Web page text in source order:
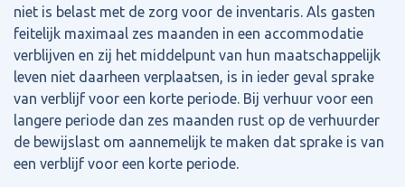
niet is belast met de zorg voor de inventaris. Als gasten
feitelijk maximaal zes maanden in een accommodatie
verblijven en zij het middelpunt van hun maatschappelijk
leven niet daarheen verplaatsen, is in ieder geval sprake
van verblijf voor een korte periode. Bij verhuur voor een
langere periode dan zes maanden rust op de verhuurder
de bewijslast om aannemelijk te maken dat sprake is van
een verblijf voor een korte periode.